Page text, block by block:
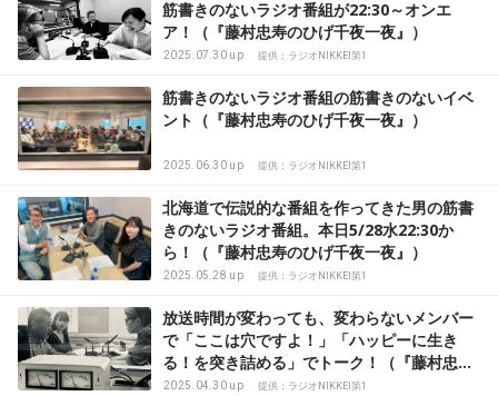
筋書きのないラジオ番組が22:30～オンエ
ア！（『藤村忠寿のひげ千夜一夜』）
2025.07.30 up 提供：ラジオNIKKEI第1
筋書きのないラジオ番組の筋書きのないイベ
ント（『藤村忠寿のひげ千夜一夜』）
2025.06.30 up 提供：ラジオNIKKEI第1
北海道で伝説的な番組を作ってきた男の筋書
きのないラジオ番組。本日5/28水22:30か
ら！（『藤村忠寿のひげ千夜一夜』）
2025.05.28 up 提供：ラジオNIKKEI第1
放送時間が変わっても、変わらないメンバー
で「ここは穴ですよ！」「ハッピーに生き
る！を突き詰める」でトーク！（『藤村忠寿
のひげ千夜一夜』）
2025.04.30 up 提供：ラジオNIKKEI第1